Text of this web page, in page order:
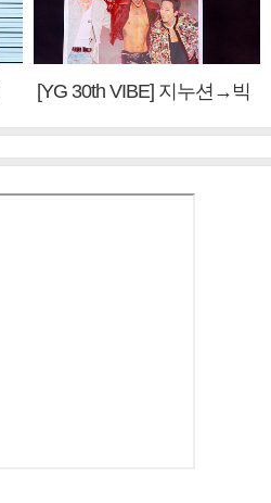
[YG 30th VIBE] 지누션→빅